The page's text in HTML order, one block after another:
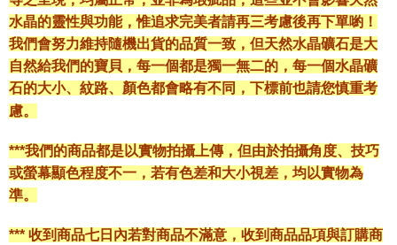
水晶的靈性與功能，惟追求完美者請再三考慮後再下單喲！
我們會努力維持隨機出貨的品質一致，但天然水晶礦石是大
自然給我們的寶貝，每一個都是獨一無二的，每一個水晶礦
石的大小、紋路、顏色都會略有不同，下標前也請您慎重考
慮。
***我們的商品都是以實物拍攝上傳，但由於拍攝角度、技巧
或螢幕顯色程度不一，若有色差和大小視差，均以實物為
準。
*** 收到商品七日內若對商品不滿意，收到商品品項與訂購商